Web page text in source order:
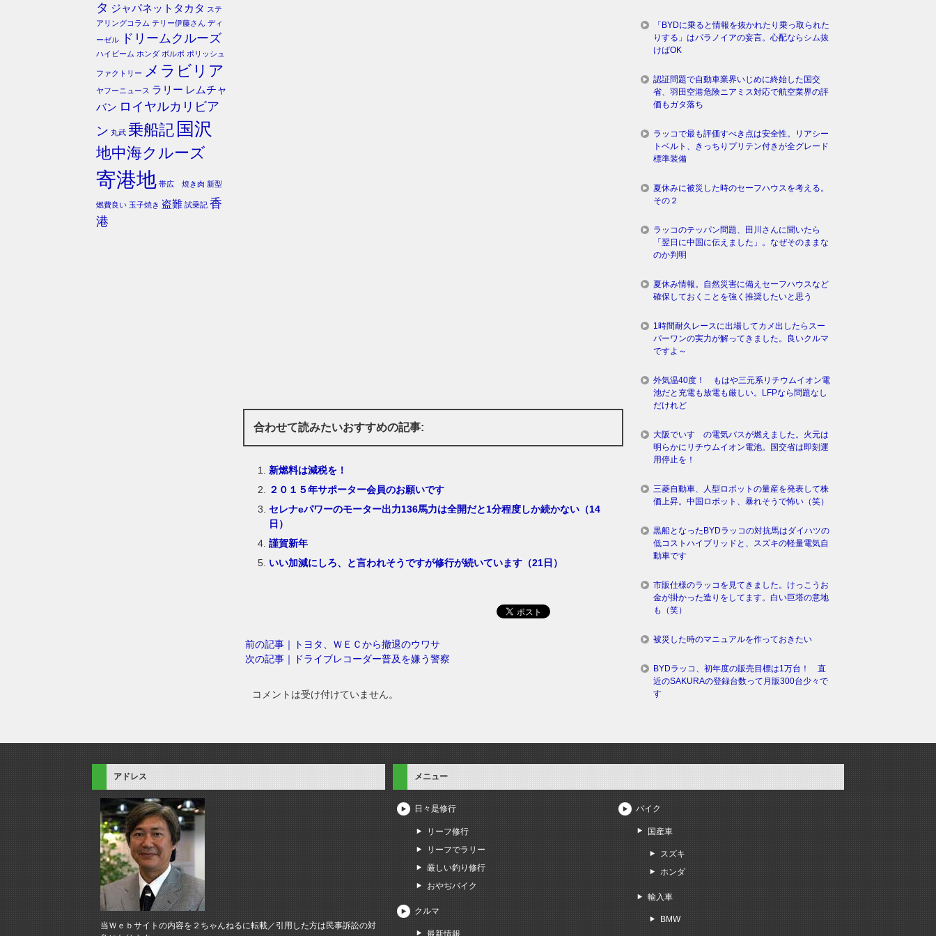
合わせて読みたいおすすめの記事:
新燃料は減税を！
２０１５年サポーター会員のお願いです
セレナeパワーのモーター出力136馬力は全開だと1分程度しか続かない（14
日）
謹賀新年
いい加減にしろ、と言われそうですが修行が続いています（21日）
前の記事｜トヨタ、ＷＥＣから撤退のウワサ
次の記事｜ドライブレコーダー普及を嫌う警察
コメントは受け付けていません。
タ ジャパネットタカタ ステ
アリングコラム テリー伊藤さん ディ
ーゼル
ドリームクルーズ
ハイビーム ホンダ ボルボ ポリッシュ
ファクトリー メラビリア
ヤフーニュース ラリー レムチャ
バン ロイヤルカリビア
ン 丸武 乗船記 国沢
地中海クルーズ
寄港地 帯広 焼き肉 新型
燃費良い 玉子焼き 盗難 試乗記 香
港
「BYDに乗ると情報を抜かれたり乗っ取られた
りする」はパラノイアの妄言。心配ならシム抜
けばOK
認証問題で自動車業界いじめに終始した国交
省、羽田空港危険ニアミス対応で航空業界の評
価もガタ落ち
ラッコで最も評価すべき点は安全性。リアシー
トベルト、きっちりプリテン付きが全グレード
標準装備
夏休みに被災した時のセーフハウスを考える。
その２
ラッコのテッパン問題、田川さんに聞いたら
「翌日に中国に伝えました」。なぜそのままな
のか判明
夏休み情報。自然災害に備えセーフハウスなど
確保しておくことを強く推奨したいと思う
1時間耐久レースに出場してカメ出したらスー
パーワンの実力が解ってきました。良いクルマ
ですよ～
外気温40度！ もはや三元系リチウムイオン電
池だと充電も放電も厳しい。LFPなら問題なし
だけれど
大阪でいすゞの電気バスが燃えました。火元は
明らかにリチウムイオン電池。国交省は即刻運
用停止を！
三菱自動車、人型ロボットの量産を発表して株
価上昇。中国ロボット、暴れそうで怖い（笑）
黒船となったBYDラッコの対抗馬はダイハツの
低コストハイブリッドと、スズキの軽量電気自
動車です
市販仕様のラッコを見てきました。けっこうお
金が掛かった造りをしてます。白い巨塔の意地
も（笑）
被災した時のマニュアルを作っておきたい
BYDラッコ、初年度の販売目標は1万台！ 直
近のSAKURAの登録台数って月販300台少々で
す
アドレス
当Ｗｅｂサイトの内容を２ちゃんねるに転載／引用した方は民事訴訟の対
メニュー
日々是修行
リーフ修行
リーフでラリー
厳しい釣り修行
おやぢバイク
クルマ
最新情報
バイク
国産車
スズキ
ホンダ
輸入車
BMW